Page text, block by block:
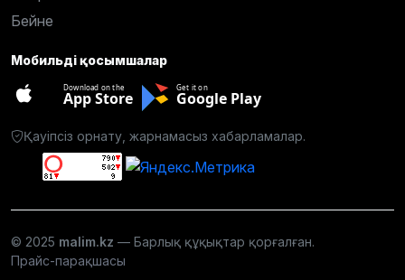
Бейне
Мобильді қосымшалар
Download on the
App Store
Get it on
Google Play
Қауіпсіз орнату, жарнамасыз хабарламалар.
© 2025 malim.kz — Барлық құқықтар қорғалған.
Прайс-парақшасы